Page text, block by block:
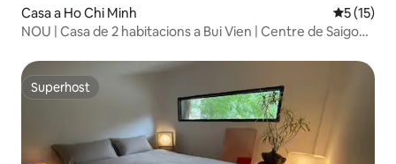
Casa a Ho Chi Minh 5 de
5 (15)
NOU | Casa de 2 habitacions a Bui Vien | Centre de Saigon
Superhost
Superhost